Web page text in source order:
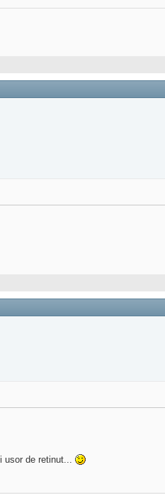
usor de retinut...